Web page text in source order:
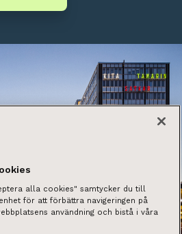
alla cookies" samtycker du till
för att förbättra navigeringen på
användning och bistå i våra